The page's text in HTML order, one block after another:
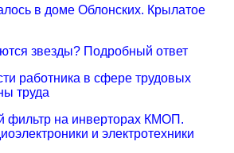
в доме Облонских. Крылатое
звезды? Подробный ответ
работника в сфере трудовых
труда
фильтр на инверторах КМОП.
и электротехники